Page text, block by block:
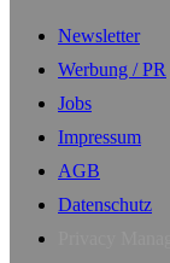
Newsletter
Werbung / PR
Jobs
Impressum
AGB
Datenschutz